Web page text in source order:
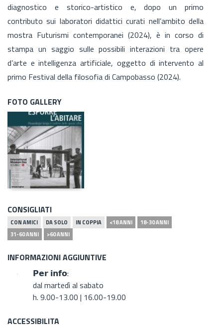
diagnostico e storico-artistico e, dopo un primo
contributo sui laboratori didattici curati nell’ambito della
mostra Futurismi contemporanei (2024), è in corso di
stampa un saggio sulle possibili interazioni tra opere
d’arte e intelligenza artificiale, oggetto di intervento al
primo Festival della filosofia di Campobasso (2024).
FOTO GALLERY
CONSIGLIATI
CON AMICI DA SOLO IN COPPIA <18 ANNI
18-30 ANNI
31-60 ANNI
>60 ANNI
INFORMAZIONI AGGIUNTIVE
𝗣𝗲𝗿 𝗶𝗻𝗳𝗼:
dal martedì al sabato
h. 9.00-13.00 | 16.00-19.00
ACCESSIBILITA